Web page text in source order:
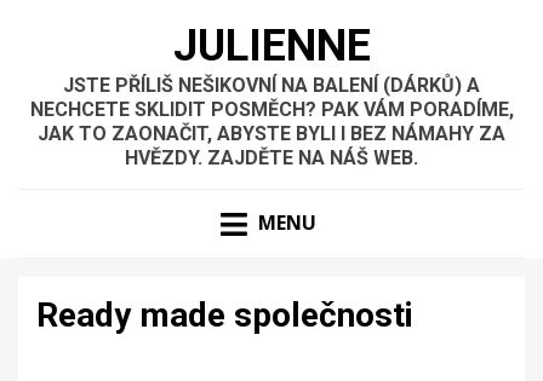
JULIENNE
JSTE PŘÍLIŠ NEŠIKOVNÍ NA BALENÍ (DÁRKŮ) A
NECHCETE SKLIDIT POSMĚCH? PAK VÁM PORADÍME,
JAK TO ZAONAČIT, ABYSTE BYLI I BEZ NÁMAHY ZA
HVĚZDY. ZAJDĚTE NA NÁŠ WEB.
MENU
Ready made společnosti